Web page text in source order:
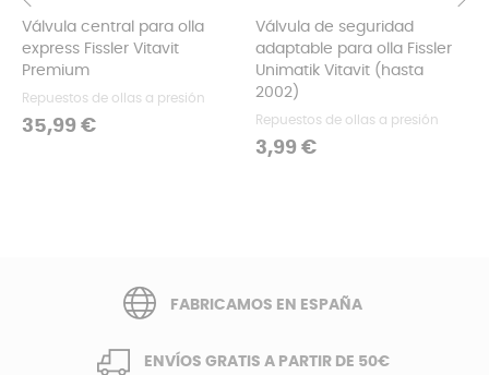
Válvula central para olla
express Fissler Vitavit
Premium
Repuestos de ollas a presión
Precio
35,99 €
Válvula de seguridad
adaptable para olla Fissler
Unimatik Vitavit (hasta
2002)
Repuestos de ollas a presión
Precio
3,99 €
‹
FABRICAMOS EN ESPAÑA
ENVÍOS GRATIS A PARTIR DE 50€